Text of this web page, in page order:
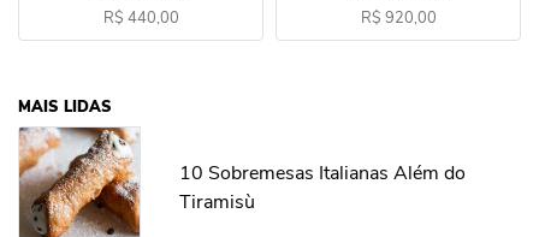
R$ 440,00 R$ 920,00
MAIS LIDAS
10 Sobremesas Italianas Além do
Tiramisù